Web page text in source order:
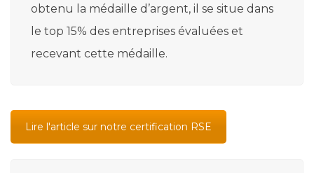
obtenu la médaille d’argent, il se situe dans
le top 15% des entreprises évaluées et
recevant cette médaille.
Lire l'article sur notre certification RSE